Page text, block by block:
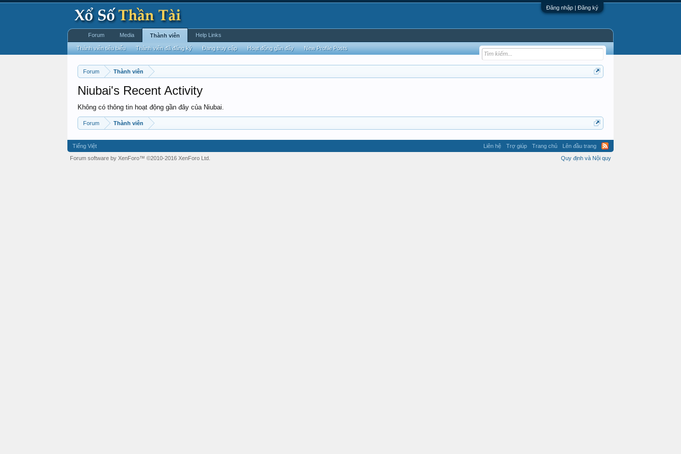
Đăng nhập | Đăng ký
Forum Thành viên
Niubai's Recent Activity
Không có thông tin hoạt động gần đây của Niubai.
Forum Thành viên
Forum Media Thành viên
Thành viên tiêu biểu Thành viên đã đăng ký Đang truy cập Hoạt động gần đây New Profile Posts
Help Links
Tiếng Việt Liên hệ Trợ giúp Trang chủ
Lên đầu trang
Quy định và Nội quy
Forum software by XenForo™ ©2010-2016 XenForo Ltd.